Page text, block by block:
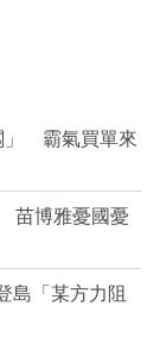
」 霸氣買單來
苗博雅憂國憂
島「某方力阻